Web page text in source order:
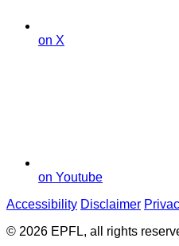
on X
on Youtube
Accessibility Disclaimer
© 2026 EPFL, all rights